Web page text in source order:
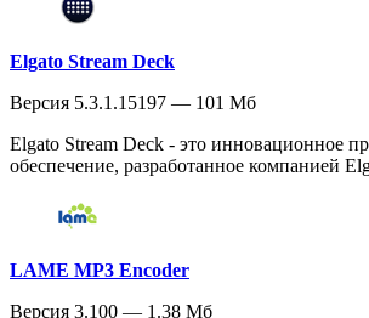
Elgato Stream Deck
Версия 5.3.1.15197 — 101 Мб
Elgato Stream Deck - это инновационное
обеспечение, разработанное компанией
LAME MP3 Encoder
Версия 3.100 — 1.38 Мб